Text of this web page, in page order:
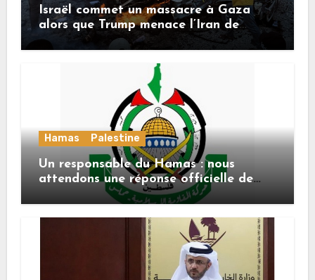
Israël commet un massacre à Gaza
alors que Trump menace l’Iran de
«décapitation»
Hamas Palestine
Un responsable du Hamas : nous
attendons une réponse officielle de
Mladenov concernant la feuille de
route de la deuxième phase de l’accord